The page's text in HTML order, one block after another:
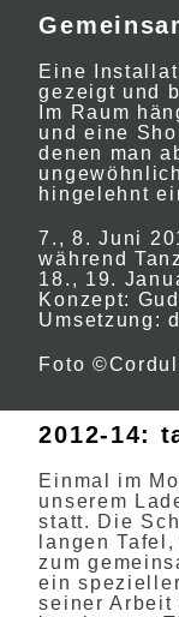
Eine
gezeigt und
Im Raum
und eine
denen man
hingelehnt
7., 8. Juni
während
18., 19.
Konzept:
Umsetzung:
Foto
2012-14:
Einmal im
unserem
statt. Die
langen
zum
ein
seiner Arbeit